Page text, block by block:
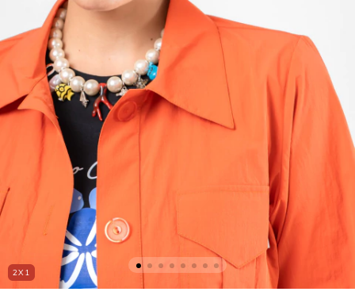
2X1